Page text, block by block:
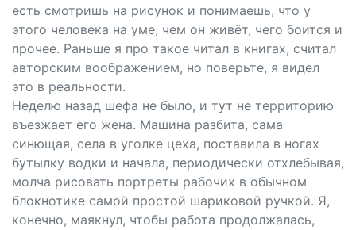
есть смотришь на рисунок и понимаешь, что у
этого человека на уме, чем он живёт, чего боится и
прочее. Раньше я про такое читал в книгах, считал
авторским воображением, но поверьте, я видел
это в реальности.
Неделю назад шефа не было, и тут не территорию
въезжает его жена. Машина разбита, сама
синющая, села в уголке цеха, поставила в ногах
бутылку водки и начала, периодически отхлебывая,
молча рисовать портреты рабочих в обычном
блокнотике самой простой шариковой ручкой. Я,
конечно, маякнул, чтобы работа продолжалась,